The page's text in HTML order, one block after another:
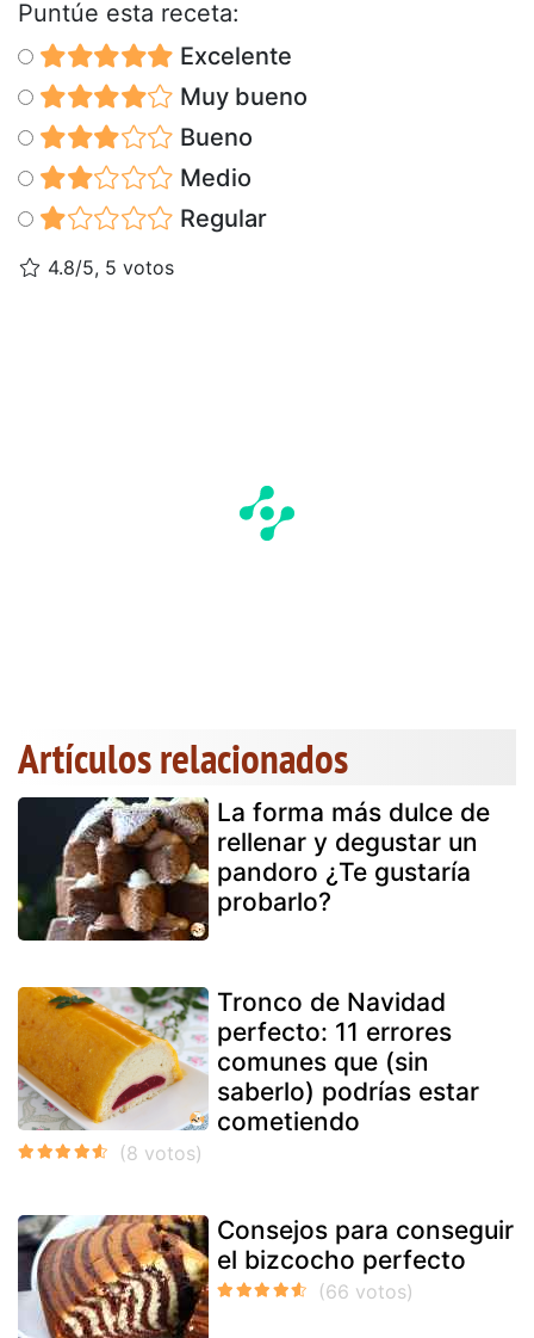
Puntúe esta receta:
Excelente
Muy bueno
Bueno
Medio
Regular
4.8/5, 5 votos
Artículos relacionados
La forma más dulce de
rellenar y degustar un
pandoro ¿Te gustaría
probarlo?
Tronco de Navidad
perfecto: 11 errores
comunes que (sin
saberlo) podrías estar
cometiendo
Consejos para conseguir
el bizcocho perfecto